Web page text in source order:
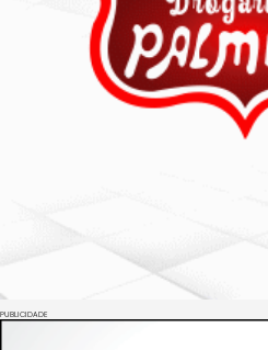
PUBLICIDADE